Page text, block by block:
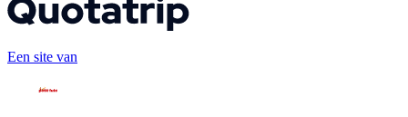
Een site van